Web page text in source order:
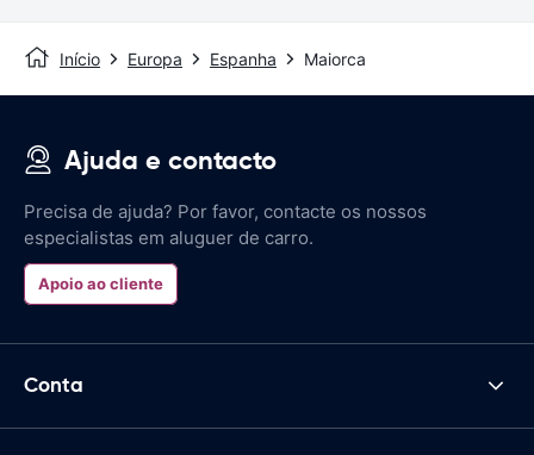
Início Europa Espanha Maiorca
Ajuda e contacto
Precisa de ajuda? Por favor, contacte os nossos
especialistas em aluguer de carro.
Apoio ao cliente
Conta